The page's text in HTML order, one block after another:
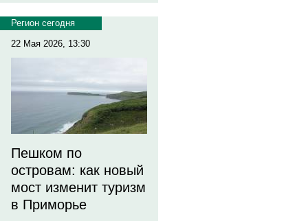
Регион сегодня
22 Мая 2026, 13:30
Пешком по
островам: как новый
мост изменит туризм
в Приморье